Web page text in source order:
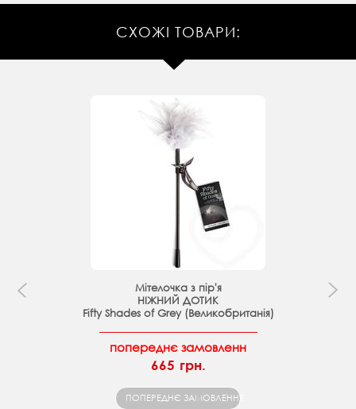
СХОЖІ ТОВАРИ:
Мітелочка з пір'я
НІЖНИЙ ДОТИК
Fifty Shades of Grey (Великобританія)
попереднє замовленн
665 грн.
ПОПЕРЕДНЄ ЗАМОВЛЕННЯ